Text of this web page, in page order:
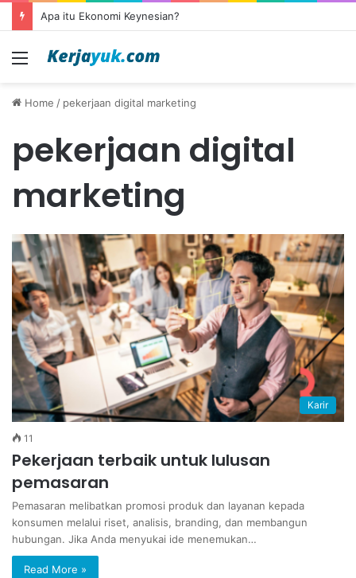
Apa itu Ekonomi Keynesian?
Menu
Home / pekerjaan digital marketing
pekerjaan digital
marketing
Karir
11
Pekerjaan terbaik untuk lulusan
pemasaran
Pemasaran melibatkan promosi produk dan layanan kepada
konsumen melalui riset, analisis, branding, dan membangun
hubungan. Jika Anda menyukai ide menemukan…
Read More »